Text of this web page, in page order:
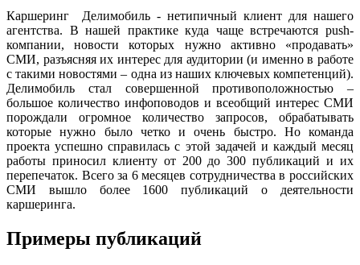
Каршеринг Делимобиль - нетипичный клиент для нашего
агентства. В нашей практике куда чаще встречаются push-
компании, новости которых нужно активно «продавать»
СМИ, разъясняя их интерес для аудитории (и именно в работе
с такими новостями – одна из наших ключевых компетенций).
Делимобиль стал совершенной противоположностью –
большое количество инфоповодов и всеобщий интерес СМИ
порождали огромное количество запросов, обрабатывать
которые нужно было четко и очень быстро. Но команда
проекта успешно справилась с этой задачей и каждый месяц
работы приносил клиенту от 200 до 300 публикаций и их
перепечаток. Всего за 6 месяцев сотрудничества в российских
СМИ вышло более 1600 публикаций о деятельности
каршеринга.
Примеры публикаций